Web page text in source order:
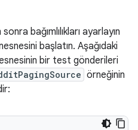
bağımlılıkları ayarlayın
başlatın. Aşağıdaki
bir test gönderileri
örneğinin